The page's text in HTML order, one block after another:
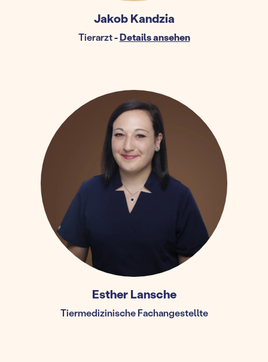
Jakob Kandzia
Tierarzt-Details ansehen
Esther Lansche
Tiermedizinische Fachangestellte